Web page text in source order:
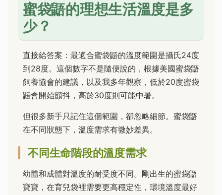
蜜袋鼯的理想生活溫度是多
少？
直接給答案：最適合蜜袋鼯的溫度範圍是攝氏24度
到28度。這個數字不是隨便說的，根據美國蜜袋鼯
飼養協會的建議，以及我多年觀察，低於20度蜜袋
鼯會開始顫抖，高於30度則可能中暑。
但很多新手只記住這個範圍，卻忽略細節。蜜袋鼯
在不同狀態下，溫度需求有微妙差異。
不同生命階段的溫度需求
幼體和成體對溫度的耐受度不同。剛出生的蜜袋鼯
寶寶，在育兒袋裡需要更高穩定性，環境溫度最好